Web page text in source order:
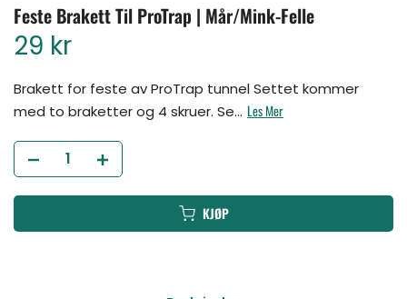
Feste Brakett Til ProTrap | Mår/Mink-Felle
29 kr
Brakett for feste av ProTrap tunnel Settet kommer
med to braketter og 4 skruer. Se... Les Mer
KJØP